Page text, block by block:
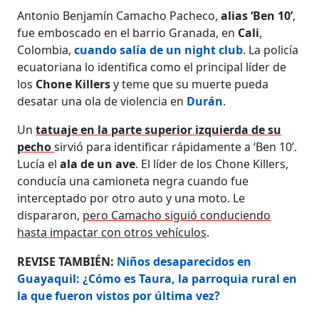
Antonio Benjamín Camacho Pacheco,alias ‘Ben 10’,
fue emboscado en el barrio Granada, en Cali,
Colombia,cuando salía de un night club. La policía
ecuatoriana lo identifica como el principal líder de
los Chone Killersy teme que su muerte pueda
desatar una ola de violencia en Durán.
Untatuaje en la parte superior izquierda de su
pechosirvió para identificar rápidamente a ‘Ben 10’.
Lucía elala de un ave. El líder de los Chone Killers,
conducía una camioneta negra cuando fue
interceptado por otro auto y una moto. Le
dispararon, pero Camacho siguió conduciendo
hasta impactar con otros vehículos.
REVISE TAMBIÉN: Niños desaparecidos en
Guayaquil: ¿Cómo es Taura, la parroquia rural en
la que fueron vistos por última vez?